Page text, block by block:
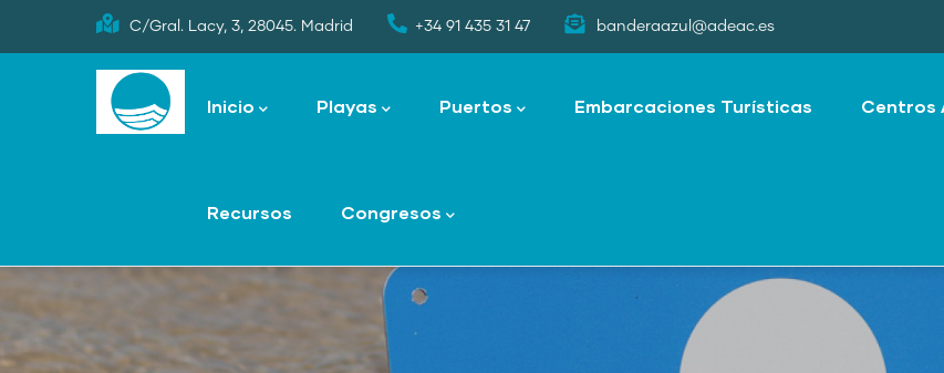
to
C/Gral. Lacy, 3, 28045. Madrid +34 91 435 31 47 banderaazul@adeac.es
navigation
Inicio Playas Puertos Embarcaciones Turísticas Centros
Recursos Congresos